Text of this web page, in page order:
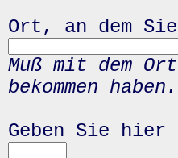
Ort, an dem
Muß mit dem
bekommen haben.
Geben Sie